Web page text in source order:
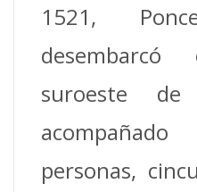
1521,
suroeste
personas,